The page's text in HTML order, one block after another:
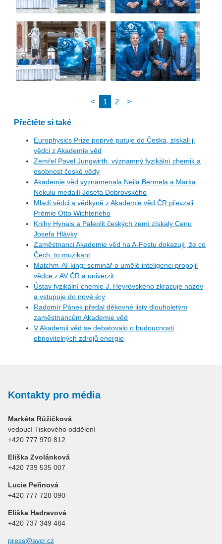
< 1 2 >
Přečtěte si také
Europhysics Prize poprvé putuje do Česka, získali ji
vědci z Akademie věd
Zemřel Pavel Jungwirth, významný fyzikální chemik a
osobnost české vědy
Akademie věd vyznamenala Neila Bermela a Marka
Nekulu medailí Josefa Dobrovského
Mladí vědci a vědkyně z Akademie věd ČR převzali
Prémie Otto Wichterleho
Knihy Hynais a Paleolit českých zemí získaly Cenu
Josefa Hlávky
Zaměstnanci Akademie věd na A-Festu dokazují, že co
Čech, to muzikant
Matchm-AI-king: seminář o umělé inteligenci propojil
vědce z AV ČR a univerzit
Ústav fyzikální chemie J. Heyrovského zkracuje název
a vstupuje do nové éry
Radomír Pánek předal děkovné listy dlouholetým
zaměstnancům Akademie věd
V Akademii věd se debatovalo o budoucnosti
obnovitelných zdrojů energie
Kontakty pro média
Markéta Růžičková
vedoucí Tiskového oddělení
+420 777 970 812
Eliška Zvolánková
+420 739 535 007
Lucie Peřinová
+420 777 728 090
Eliška Hadravová
+420 737 349 484
press@avcr.cz